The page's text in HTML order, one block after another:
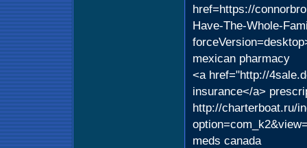
href=https://
Have-The-Whole-
mexican pharmacy
<a href="http://
insurance</a>
http://charterboat.ru/
meds canada